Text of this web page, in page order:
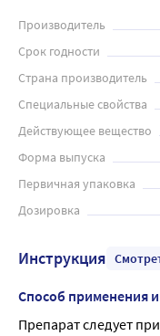
Производитель
Срок годности
Страна производитель
Специальные свойства
Действующее вещество
Форма выпуска
Первичная упаковка
Дозировка
Инструкция
Способ применения
Препарат следует